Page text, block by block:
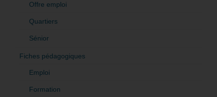
Offre emploi
Quartiers
Sénior
Fiches pédagogiques
Emploi
Formation